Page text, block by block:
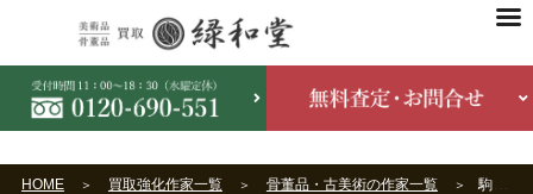
HOME 買取強化作家一覧 骨董品・古美術の作家一覧 駒井 音次郎